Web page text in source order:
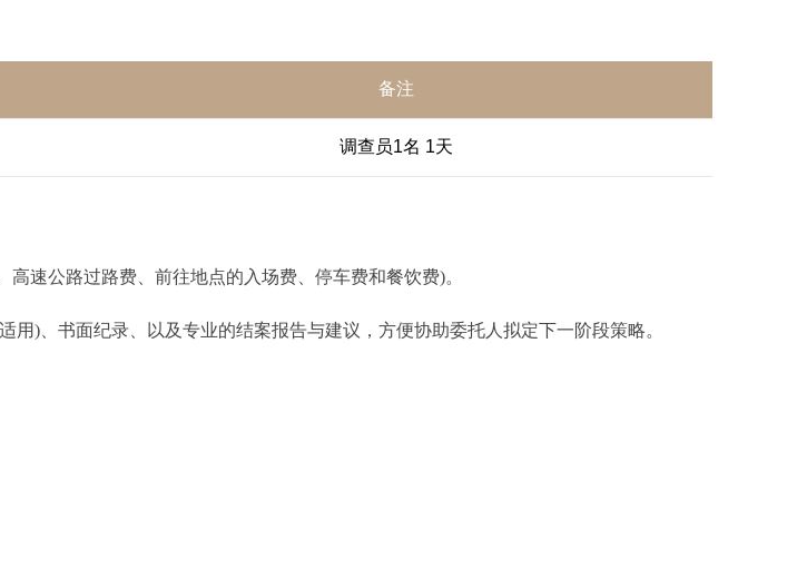
备注
调查员1名 1天
速公路过路费、前往地点的入场费、停车费和餐饮费)。
)、书面纪录、以及专业的结案报告与建议，方便协助委托人拟定下一阶段策略。